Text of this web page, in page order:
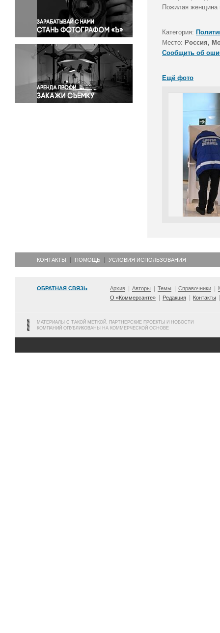
Правосудие
Происшествия и конфликты
Религия
Светская жизнь
Спорт
Экология
Экономика и бизнес
Пожилая женщина
Категория:
Место: Россия,
Сообщить об
Ещё фото
КОНТАКТЫ ПОМОЩЬ УСЛОВИЯ ИСПОЛЬЗОВАНИЯ
ОБРАТНАЯ СВЯЗЬ Архив Авторы Темы Справочники
О «Коммерсанте»
Редакция Контакты
МАТЕРИАЛЫ С ТАКОЙ МЕТКОЙ, ПАРТНЕРСКИЕ ПРОЕКТЫ И НОВОСТИ
КОМПАНИЙ ОПУБЛИКОВАНЫ НА КОММЕРЧЕСКОЙ ОСНОВЕ